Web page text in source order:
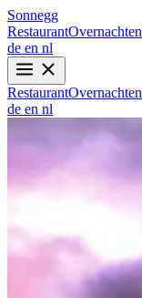
Sonnegg
RestaurantOvernachten
de en nl
RestaurantOvernachten
de en nl